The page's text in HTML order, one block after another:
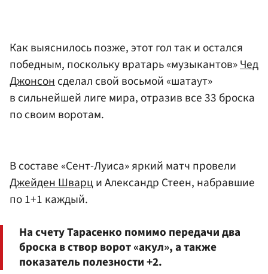
Как выяснилось позже, этот гол так и остался
победным, поскольку вратарь «музыкантов»Чед
Джонсонсделал свой восьмой «шатаут»
в сильнейшей лиге мира, отразив все 33 броска
по своим воротам.
В составе «Сент-Луиса» яркий матч провели
Джейден Шварци Александр Стеен, набравшие
по 1+1 каждый.
На счету Тарасенко помимо передачи два
броска в створ ворот «акул», а также
показатель полезности +2.